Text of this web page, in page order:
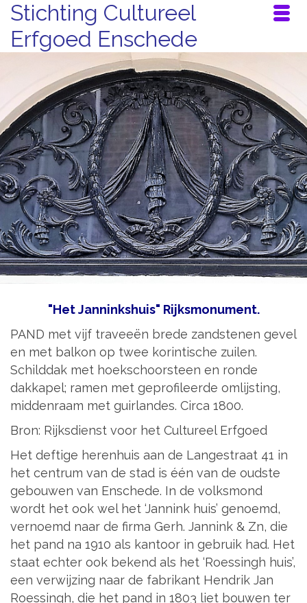
Stichting Cultureel
Erfgoed Enschede
"Het Janninkshuis" Rijksmonument.
PAND met vijf traveeën brede zandstenen gevel
en met balkon op twee korintische zuilen.
Schilddak met hoekschoorsteen en ronde
dakkapel; ramen met geprofileerde omlijsting,
middenraam met guirlandes. Circa 1800.
Bron: Rijksdienst voor het Cultureel Erfgoed
Het deftige herenhuis aan de Langestraat 41 in
het centrum van de stad is één van de oudste
gebouwen van Enschede. In de volksmond
wordt het ook wel het ‘Jannink huis’ genoemd,
vernoemd naar de firma Gerh. Jannink & Zn, die
het pand na 1910 als kantoor in gebruik had. Het
staat echter ook bekend als het ‘Roessingh huis’,
een verwijzing naar de fabrikant Hendrik Jan
Roessingh, die het pand in 1803 liet bouwen ter